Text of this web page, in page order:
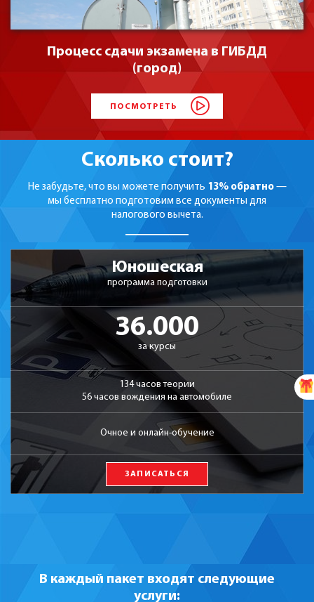
Процесс сдачи экзамена в ГИБДД
(город)
ПОСМОТРЕТЬ
Сколько стоит?
Не забудьте, что вы можете получить 13% обратно—
мы бесплатно подготовим все документы для
налогового вычета.
Юношеская
программа подготовки
36.000
за курсы
134 часов теории
56 часов вождения на автомобиле
Очное и онлайн-обучение
ЗАПИСАТЬСЯ
В каждый пакет входят следующие
услуги: